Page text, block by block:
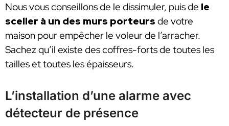
Nous vous conseillons de le dissimuler, puis de le
sceller à un des murs porteurs de votre
maison pour empêcher le voleur de l’arracher.
Sachez qu’il existe des coffres-forts de toutes les
tailles et toutes les épaisseurs.
L’installation d’une alarme avec
détecteur de présence